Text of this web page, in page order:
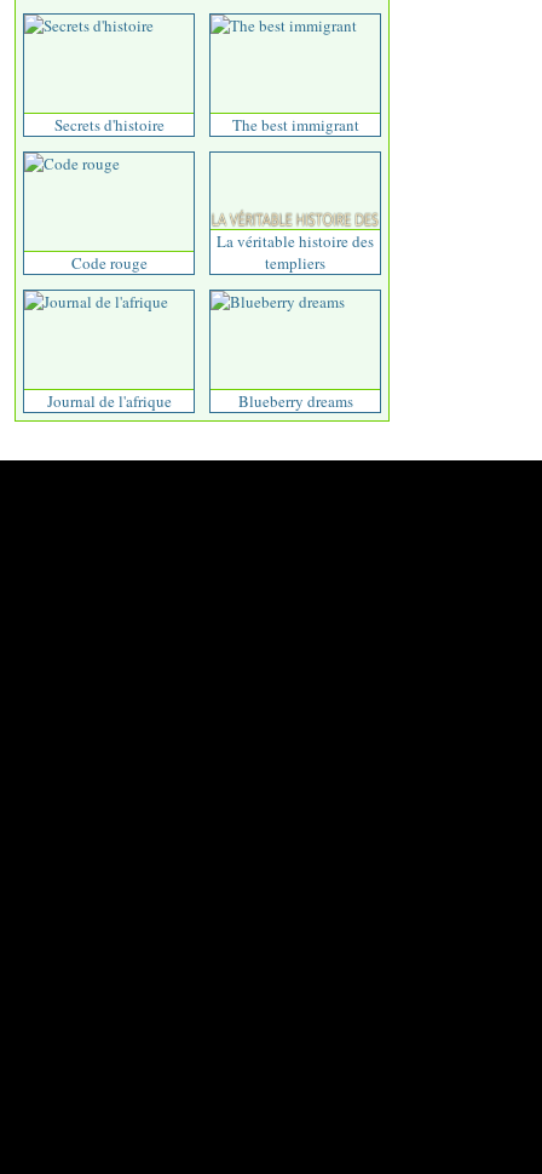
Secrets d'histoire The best immigrant
Code rouge
La véritable histoire des
templiers
Journal de l'afrique Blueberry dreams